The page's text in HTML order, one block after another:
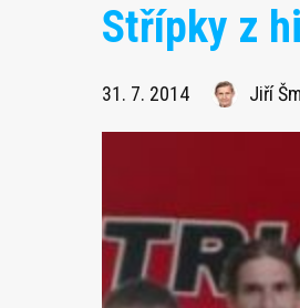
Střípky z
31. 7. 2014 Jiří